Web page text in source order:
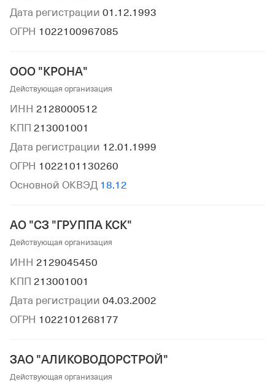
Дата регистрации 01.12.1993
ОГРН 1022100967085
ООО "КРОНА"
Действующая организация
ИНН 2128000512
КПП 213001001
Дата регистрации 12.01.1999
ОГРН 1022101130260
Основной ОКВЭД 18.12
АО "СЗ "ГРУППА КСК"
Действующая организация
ИНН 2129045450
КПП 213001001
Дата регистрации 04.03.2002
ОГРН 1022101268177
ЗАО "АЛИКОВОДОРСТРОЙ"
Действующая организация